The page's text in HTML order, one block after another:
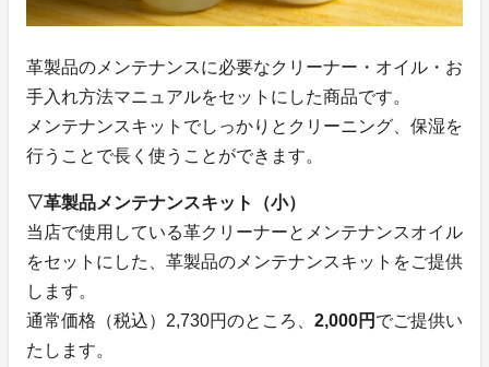
革製品のメンテナンスに必要なクリーナー・オイル・お
手入れ方法マニュアルをセットにした商品です。
メンテナンスキットでしっかりとクリーニング、保湿を
行うことで長く使うことができます。
▽革製品メンテナンスキット（小）
当店で使用している革クリーナーとメンテナンスオイル
をセットにした、革製品のメンテナンスキットをご提供
します。
通常価格（税込）2,730円のところ、 2,000円 でご提供い
たします。